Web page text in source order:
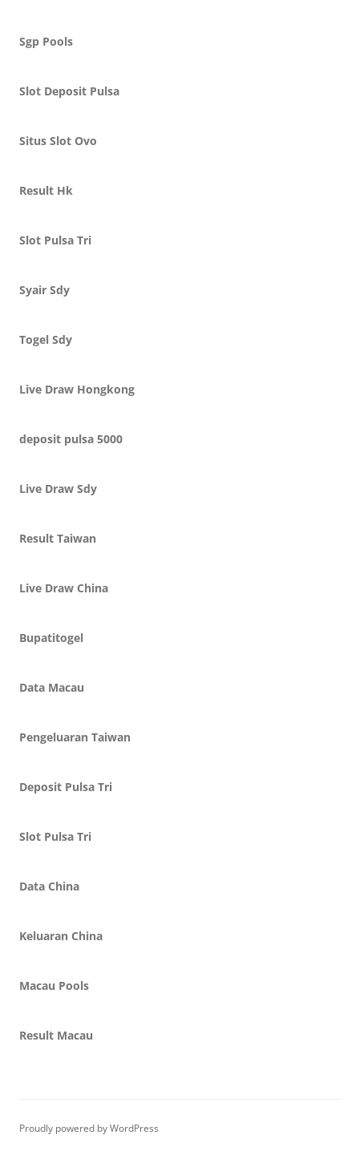
Sgp Pools
Slot Deposit Pulsa
Situs Slot Ovo
Result Hk
Slot Pulsa Tri
Syair Sdy
Togel Sdy
Live Draw Hongkong
deposit pulsa 5000
Live Draw Sdy
Result Taiwan
Live Draw China
Bupatitogel
Data Macau
Pengeluaran Taiwan
Deposit Pulsa Tri
Slot Pulsa Tri
Data China
Keluaran China
Macau Pools
Result Macau
Proudly powered by WordPress